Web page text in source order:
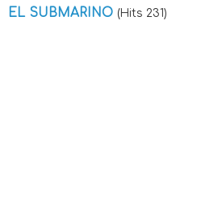
EL SUBMARINO (Hits 231)